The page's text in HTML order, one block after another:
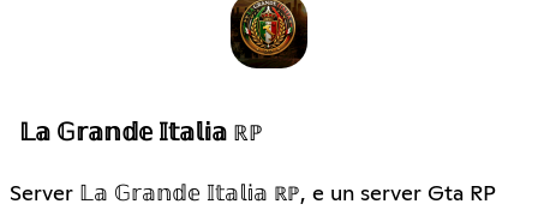
𝕃𝕒 𝔾𝕣𝕒𝕟𝕕𝕖 𝕀𝕥𝕒𝕝𝕚𝕒 ℝℙ
Server 𝕃𝕒 𝔾𝕣𝕒𝕟𝕕𝕖 𝕀𝕥𝕒𝕝𝕚𝕒 ℝℙ, e un server Gta RP